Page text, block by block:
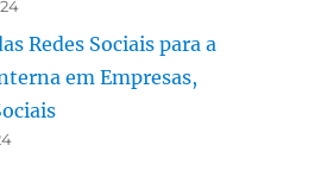
Redes Sociais para a
em Empresas,